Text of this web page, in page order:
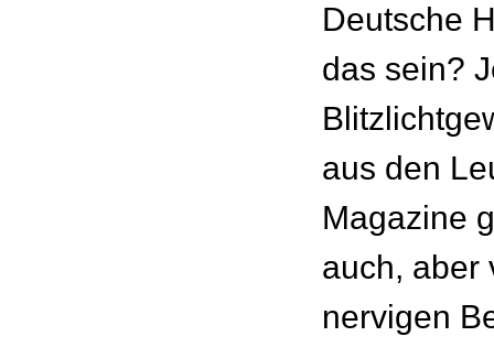
Deutsche
das sein?
aus den
Magazine
auch, aber
nervigen